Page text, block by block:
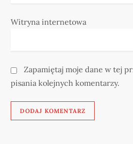
Witryna internetowa
Zapamiętaj moje dane w tej
pisania kolejnych komentarzy.